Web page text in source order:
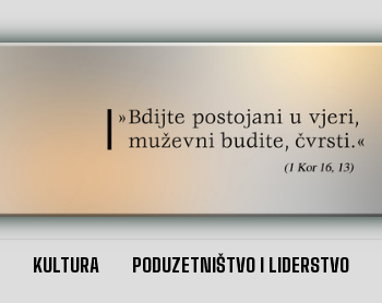
KULTURA PODUZETNIŠTVO I LIDERSTVO